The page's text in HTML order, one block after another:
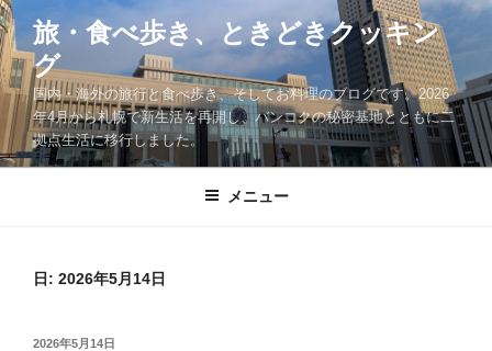
コ
ン
テ
ン
ツ
へ
ス
旅・食べ歩き、ときどきクッキン
グ
国内・海外の旅行と食べ歩き、そしてお料理のブログです。2026
年4月から札幌で新生活を再開し、バンコクの秘密基地とともに二
拠点生活に移行しました。
メニュー
日: 2026年5月14日
投
2026年5月14日